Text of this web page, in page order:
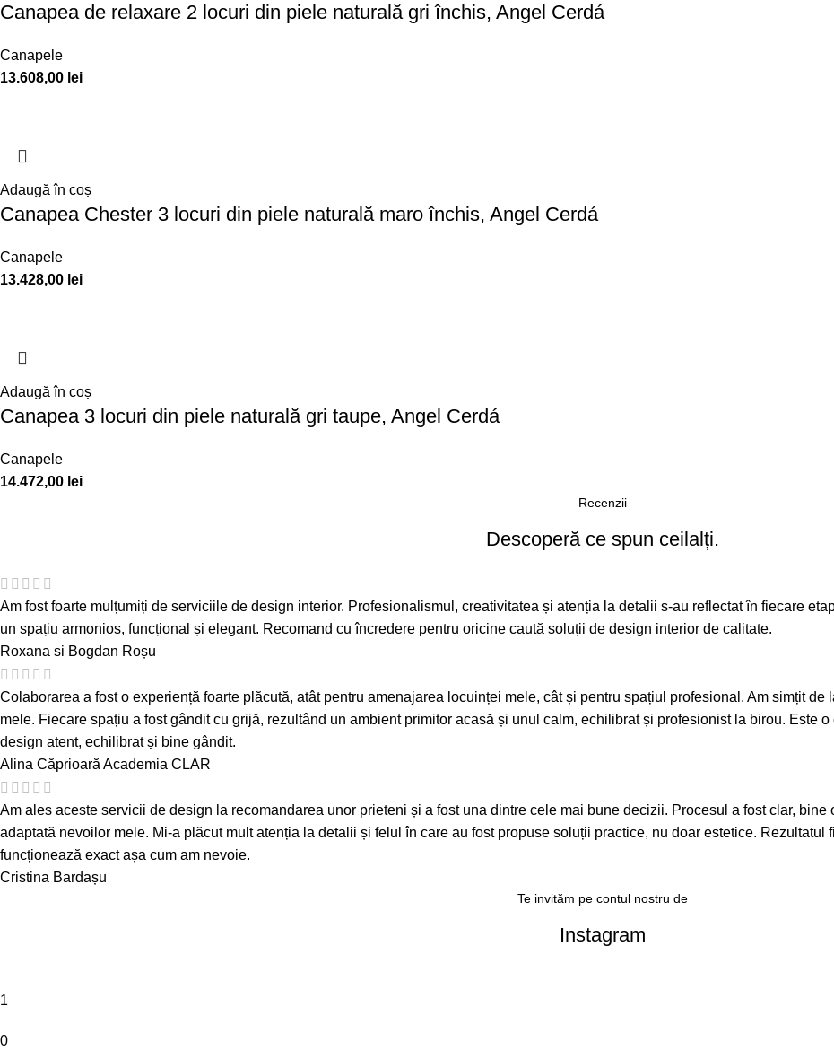
Canapea de relaxare 2 locuri din piele naturală gri închis, Angel Cerdá
Canapele
13.608,00 lei
Adaugă în coș
Canapea Chester 3 locuri din piele naturală maro închis, Angel Cerdá
Canapele
13.428,00 lei
Adaugă în coș
Canapea 3 locuri din piele naturală gri taupe, Angel Cerdá
Canapele
14.472,00 lei
Recenzii
Descoperă ce spun ceilalți.
Am fost foarte mulțumiți de serviciile de design interior. Profesionalismul, creativitatea și atenția la detalii s-au reflectat în fiecare
un spațiu armonios, funcțional și elegant. Recomand cu încredere pentru oricine caută soluții de design interior de calitate.
Roxana si Bogdan Roșu
Colaborarea a fost o experiență foarte plăcută, atât pentru amenajarea locuinței mele, cât și pentru spațiul profesional. Am simțit
mele. Fiecare spațiu a fost gândit cu grijă, rezultând un ambient primitor acasă și unul calm, echilibrat și profesionist la birou. Este
design atent, echilibrat și bine gândit.
Alina Căprioară Academia CLAR
Am ales aceste servicii de design la recomandarea unor prieteni și a fost una dintre cele mai bune decizii. Procesul a fost clar,
adaptată nevoilor mele. Mi-a plăcut mult atenția la detalii și felul în care au fost propuse soluții practice, nu doar estetice.
funcționează exact așa cum am nevoie.
Cristina Bardașu
Te invităm pe contul nostru de
Instagram
1
0